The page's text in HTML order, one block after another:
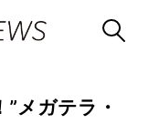
メガテラ・